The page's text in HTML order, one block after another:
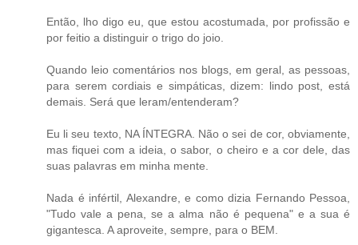
Então, lho digo eu, que estou acostumada, por profissão e
por feitio a distinguir o trigo do joio.
Quando leio comentários nos blogs, em geral, as pessoas,
para serem cordiais e simpáticas, dizem: lindo post, está
demais. Será que leram/entenderam?
Eu li seu texto, NA ÍNTEGRA. Não o sei de cor, obviamente,
mas fiquei com a ideia, o sabor, o cheiro e a cor dele, das
suas palavras em minha mente.
Nada é infértil, Alexandre, e como dizia Fernando Pessoa,
"Tudo vale a pena, se a alma não é pequena" e a sua é
gigantesca. A aproveite, sempre, para o BEM.